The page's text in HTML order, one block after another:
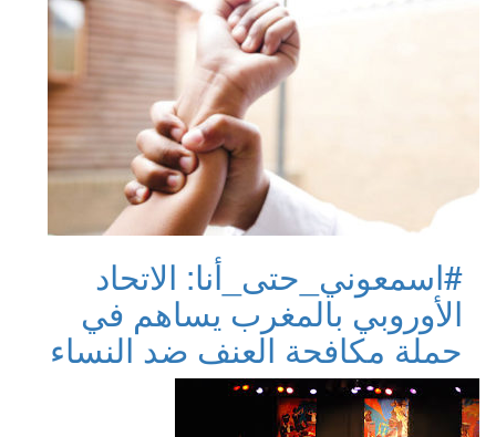
#اسمعوني_حتى_أنا: الاتحاد
الأوروبي بالمغرب يساهم في
حملة مكافحة العنف ضد النساء